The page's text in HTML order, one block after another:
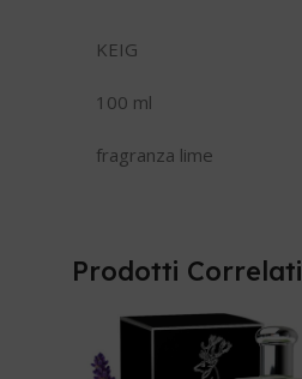
KEIG
100 ml
fragranza lime
Prodotti Correlati